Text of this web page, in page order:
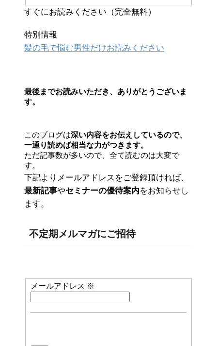
すぐにお読みください（完全無料）
特別情報
髪の毛で悩む男性だけお読みください
最後までお読みいただき、ありがとうございま
す。
このブログは深い内容をお伝えしているので、
一通り読めば相当な力がつきます。
ただ記事数が多いので、全て読むのは大変で
す。
下記よりメールアドレスをご登録頂ければ、
最新記事やセミナーの優待案内をお知らせし
ます。
不定期メルマガにご招待
メールアドレス ※